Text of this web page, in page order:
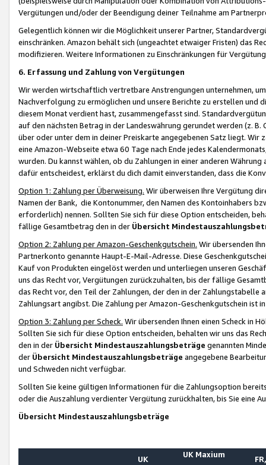
Vergütungen und/oder der Beendigung deiner Teilnahme am
Gelegentlich können wir die Möglichkeit unserer Partner,
einschränken. Amazon behält sich (ungeachtet etwaiger Fristen) das
modifizieren. Weitere Informationen zu Einschränkungen für
6. Erfassung und Zahlung von Vergütungen
Wir werden wirtschaftlich vertretbare Anstrengungen unternehmen,
Nachverfolgung zu ermöglichen und unsere Berichte zu erstellen und
diesem Monat verdient hast, zusammengefasst sind.
auf den nächsten Betrag in der Landeswährung gerundet werden (z.
über oder unter dem in deiner Preiskarte angegebenen Satz liegt.
eine Amazon-Webseite etwa 60 Tage nach Ende jedes
wurden. Du kannst wählen, ob du Zahlungen in einer anderen
dafür entscheidest, erklärst du dich damit einverstanden, dass die
Option 1: Zahlung per Überweisung. Wir überweisen Ihre Vergütung
Namen der Bank, die Kontonummer, den Namen des Kontoinhabers
erforderlich) nennen. Sollten Sie sich für diese Option entscheiden,
fällige Gesamtbetrag den in der Übersicht
Option 2: Zahlung per Amazon-Geschenkgutschein. Wir übersenden
Partnerkonto genannte Haupt-E-Mail-Adresse. Diese
Kauf von Produkten eingelöst werden und unterliegen unseren
uns das Recht vor, Vergütungen zurückzuhalten, bis der fällige
das Recht vor, den Teil der Zahlungen, der den in der
Zahlungsart angibst. Die Zahlung per Amazon-Geschenkgutschein ist
Option 3: Zahlung per Scheck. Wir übersenden Ihnen einen Scheck in
Sollten Sie sich für diese Option entscheiden, behalten wir uns das
den in der Übersicht Mindestauszahlungsbeträge genannten
der Übersicht Mindestauszahlungsbeträge angegebene
und Schweden nicht verfügbar.
Sollten Sie keine gültigen Informationen für die Zahlungsoption
oder die Auszahlung verdienter Vergütung zurückhalten, bis Sie
Übersicht Mindestauszahlungsbeträge
UK
UK Maxium